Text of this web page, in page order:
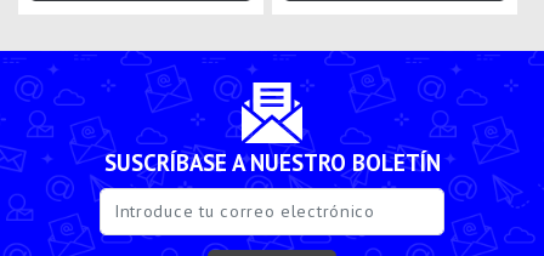
SUSCRÍBASE A NUESTRO BOLETÍN